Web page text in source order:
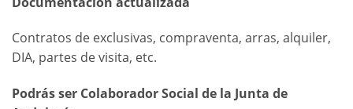
Contratos de exclusivas, compraventa, arras, alquiler,
DIA, partes de visita, etc.
Podrás ser Colaborador Social de la Junta de